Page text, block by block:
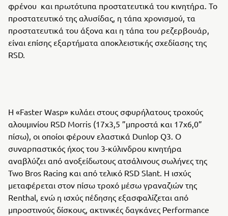
φρένου και πρωτότυπα προστατευτικά του κινητήρα. Το
προστατευτικό της αλυσίδας, η τάπα χρονισμού, τα
προστατευτικά του άξονα και η τάπα του ρεζερβουάρ,
είναι επίσης εξαρτήματα αποκλειστικής σχεδίασης της
RSD.
Η «Faster Wasp» κυλάει στους σφυρήλατους τροχούς
αλουμινίου RSD Morris (17x3,5 ”μπροστά και 17x6,0”
πίσω), οι οποίοι φέρουν ελαστικά Dunlop Q3. Ο
συναρπαστικός ήχος του 3-κύλινδρου κινητήρα
αναβλύζει από ανοξείδωτους ατσάλινους σωλήνες της
Two Bros Racing και από τελικό RSD Slant. Η ισχύς
μεταφέρεται στον πίσω τροχό μέσω γραναζιών της
Renthal, ενώ η ισχύς πέδησης εξασφαλίζεται από
μπροστινούς δίσκους, ακτινικές δαγκάνες Performance